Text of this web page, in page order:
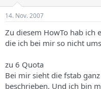
e
r
e
T
h
e
n
s
t
u
14. Nov. 2007
Zu diesem HowTo hab ich
die ich bei mir so nicht
zu 6 Quota
Bei mir sieht die fstab
beschrieben. Und ich bin